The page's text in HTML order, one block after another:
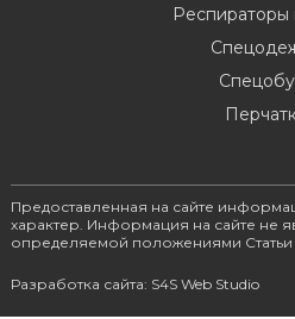
Респираторы
Предоставленная на сайте
характер. Информация на сайте не
определяемой положениями Статьи
Разработка сайта: S4S Web Studio